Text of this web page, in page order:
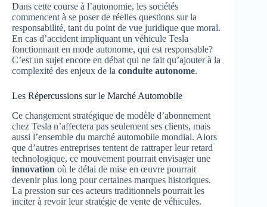
Dans cette course à l’autonomie, les sociétés
commencent à se poser de réelles questions sur la
responsabilité, tant du point de vue juridique que moral.
En cas d’accident impliquant un véhicule Tesla
fonctionnant en mode autonome, qui est responsable?
C’est un sujet encore en débat qui ne fait qu’ajouter à la
complexité des enjeux de la conduite autonome.
Les Répercussions sur le Marché Automobile
Ce changement stratégique de modèle d’abonnement
chez Tesla n’affectera pas seulement ses clients, mais
aussi l’ensemble du marché automobile mondial. Alors
que d’autres entreprises tentent de rattraper leur retard
technologique, ce mouvement pourrait envisager une
innovation où le délai de mise en œuvre pourrait
devenir plus long pour certaines marques historiques.
La pression sur ces acteurs traditionnels pourrait les
inciter à revoir leur stratégie de vente de véhicules.